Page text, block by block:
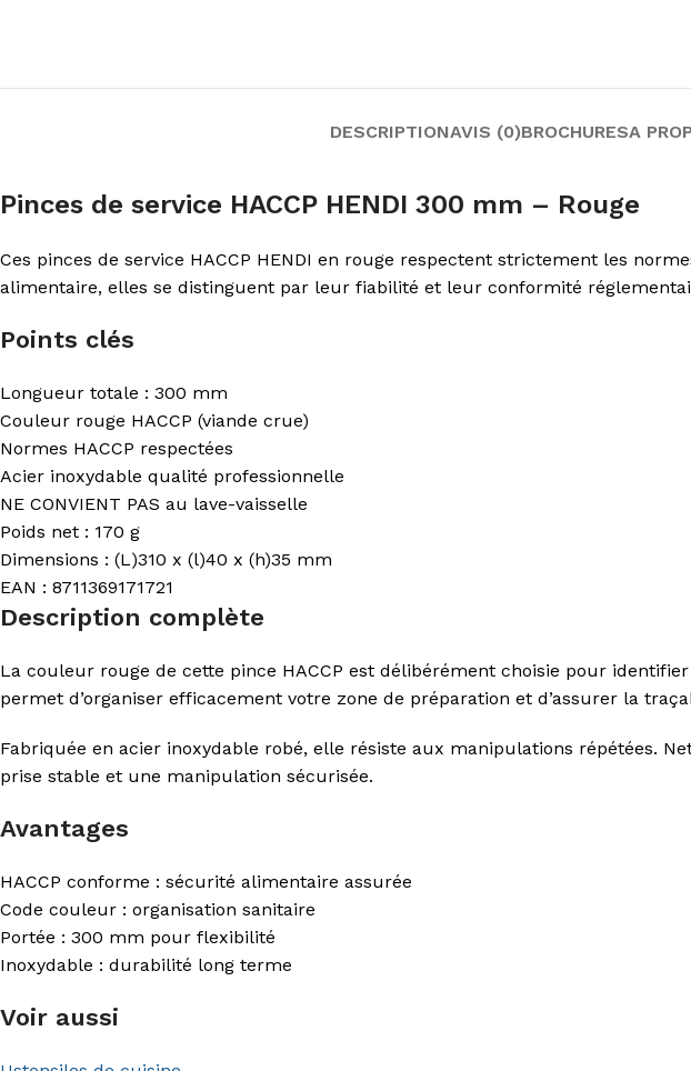
DESCRIPTIONAVIS (0)BROCHURESA
Pinces de service HACCP HENDI 300 mm – Rouge
Ces pinces de service HACCP HENDI en rouge respectent strictement les
alimentaire, elles se distinguent par leur fiabilité et leur conformité
Points clés
Longueur totale : 300 mm
Couleur rouge HACCP (viande crue)
Normes HACCP respectées
Acier inoxydable qualité professionnelle
NE CONVIENT PAS au lave-vaisselle
Poids net : 170 g
Dimensions : (L)310 x (l)40 x (h)35 mm
EAN : 8711369171721
Description complète
La couleur rouge de cette pince HACCP est délibérément choisie pour
permet d’organiser efficacement votre zone de préparation et d’assurer la
Fabriquée en acier inoxydable robé, elle résiste aux manipulations répétées.
prise stable et une manipulation sécurisée.
Avantages
HACCP conforme : sécurité alimentaire assurée
Code couleur : organisation sanitaire
Portée : 300 mm pour flexibilité
Inoxydable : durabilité long terme
Voir aussi